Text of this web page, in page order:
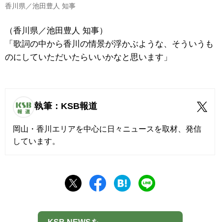
香川県／池田豊人 知事
（香川県／池田豊人 知事）
「歌詞の中から香川の情景が浮かぶような、そういうも
のにしていただいたらいいかなと思います」
執筆：KSB報道
岡山・香川エリアを中心に日々ニュースを取材、発信
しています。